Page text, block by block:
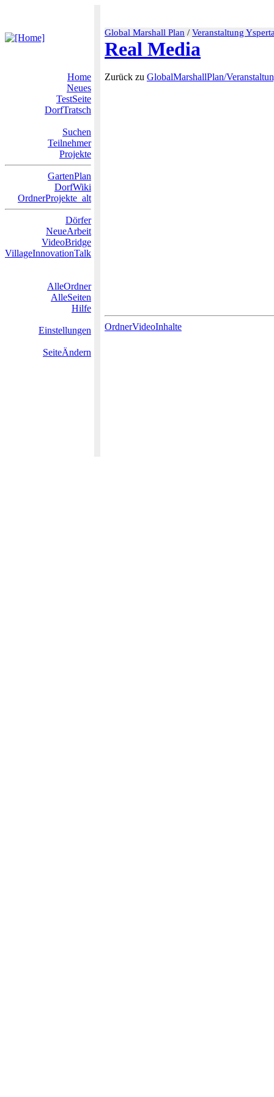
Global Marshall Plan / Veranstaltung
Real Media
Home
Neues
TestSeite
DorfTratsch
Suchen
Teilnehmer
Projekte
GartenPlan
DorfWiki
OrdnerProjekte_alt
Dörfer
NeueArbeit
VideoBridge
VillageInnovationTalk
AlleOrdner
AlleSeiten
Hilfe
Einstellungen
SeiteÄndern
Zurück zu GlobalMarshallPlan/
OrdnerVideoInhalte